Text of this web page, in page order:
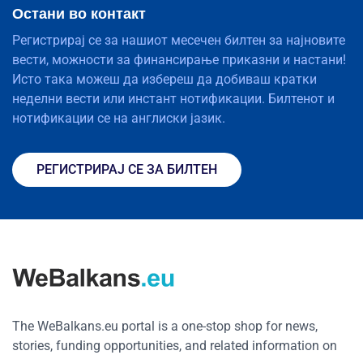
Остани во контакт
Регистрирај се за нашиот месечен билтен за најновите
вести, можности за финансирање приказни и настани!
Исто така можеш да избереш да добиваш кратки
неделни вести или инстант нотификации. Билтенот и
нотификации се на англиски јазик.
РЕГИСТРИРАЈ СЕ ЗА БИЛТЕН
The WeBalkans.eu portal is a one-stop shop for news,
stories, funding opportunities, and related information on